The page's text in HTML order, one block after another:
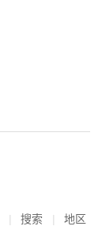
搜索
地区